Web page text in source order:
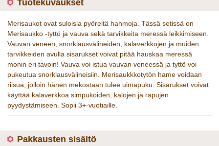
Tuotekuvaukset
Merisaukot ovat suloisia pyöreitä hahmoja. Tässä setissä on
Merisaukko -tyttö ja vauva sekä tarvikkeita meressä leikkimiseen.
Vauvan veneen, snorklausvälineiden, kalaverkkojen ja muiden
tarvikkeiden avulla sisarukset voivat pitää hauskaa meressä
monin eri tavoin! Vauva voi istua vauvan veneessä ja tyttö voi
pukeutua snorklausvälineisiin. Merisaukkkotytön hame voidaan
riisua, jolloin hänen mekostaan tulee uimapuku. Sisarukset voivat
käyttää kalaverkkoa simpukoiden, kalojen ja rapujen
pyydystämiseen. Sopii 3+-vuotiaille.
Pakkausten sisältö